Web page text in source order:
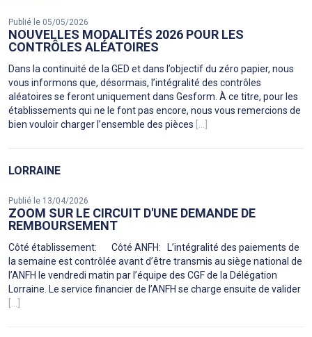
Publié le 05/05/2026
NOUVELLES MODALITÉS 2026 POUR LES
CONTRÔLES ALÉATOIRES
Dans la continuité de la GED et dans l’objectif du zéro papier, nous
vous informons que, désormais, l’intégralité des contrôles
aléatoires se feront uniquement dans Gesform. À ce titre, pour les
établissements qui ne le font pas encore, nous vous remercions de
bien vouloir charger l’ensemble des pièces [...]
LORRAINE
Publié le 13/04/2026
ZOOM SUR LE CIRCUIT D'UNE DEMANDE DE
REMBOURSEMENT
Côté établissement: Côté ANFH: L’intégralité des paiements de
la semaine est contrôlée avant d’être transmis au siège national de
l’ANFH le vendredi matin par l’équipe des CGF de la Délégation
Lorraine. Le service financier de l’ANFH se charge ensuite de valider
[...]